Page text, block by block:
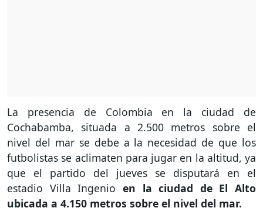
La presencia de Colombia en la ciudad de
Cochabamba, situada a 2.500 metros sobre el
nivel del mar se debe a la necesidad de que los
futbolistas se aclimaten para jugar en la altitud, ya
que el partido del jueves se disputará en el
estadio Villa Ingenio en la ciudad de El Alto
ubicada a 4.150 metros sobre el nivel del mar.